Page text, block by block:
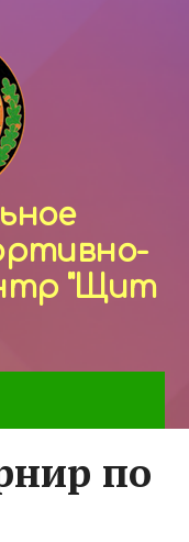
"Щит
по